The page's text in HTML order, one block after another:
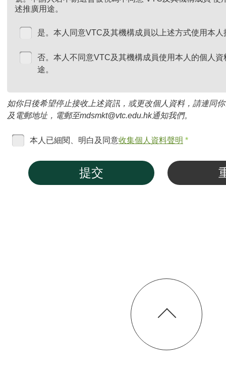
述推廣用途。
是。本人同意VTC及其機構成員以上述方式使用本
否。本人不同意VTC及其機構成員使用本人的個人
途。
如你日後希望停止接收上述資訊，或更改個人資料，請連同
及電郵地址，電郵至mdsmkt@vtc.edu.hk通知我們。
本人已細閱、明白及同意收集個人資料聲明 *
提交